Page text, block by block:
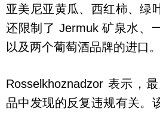
亚美尼亚黄瓜、西红柿、绿
还限制了 Jermuk 矿泉水、
以及两个葡萄酒品牌的进口。
Rosselkhoznadzor 表示，
品中发现的反复违规有关。